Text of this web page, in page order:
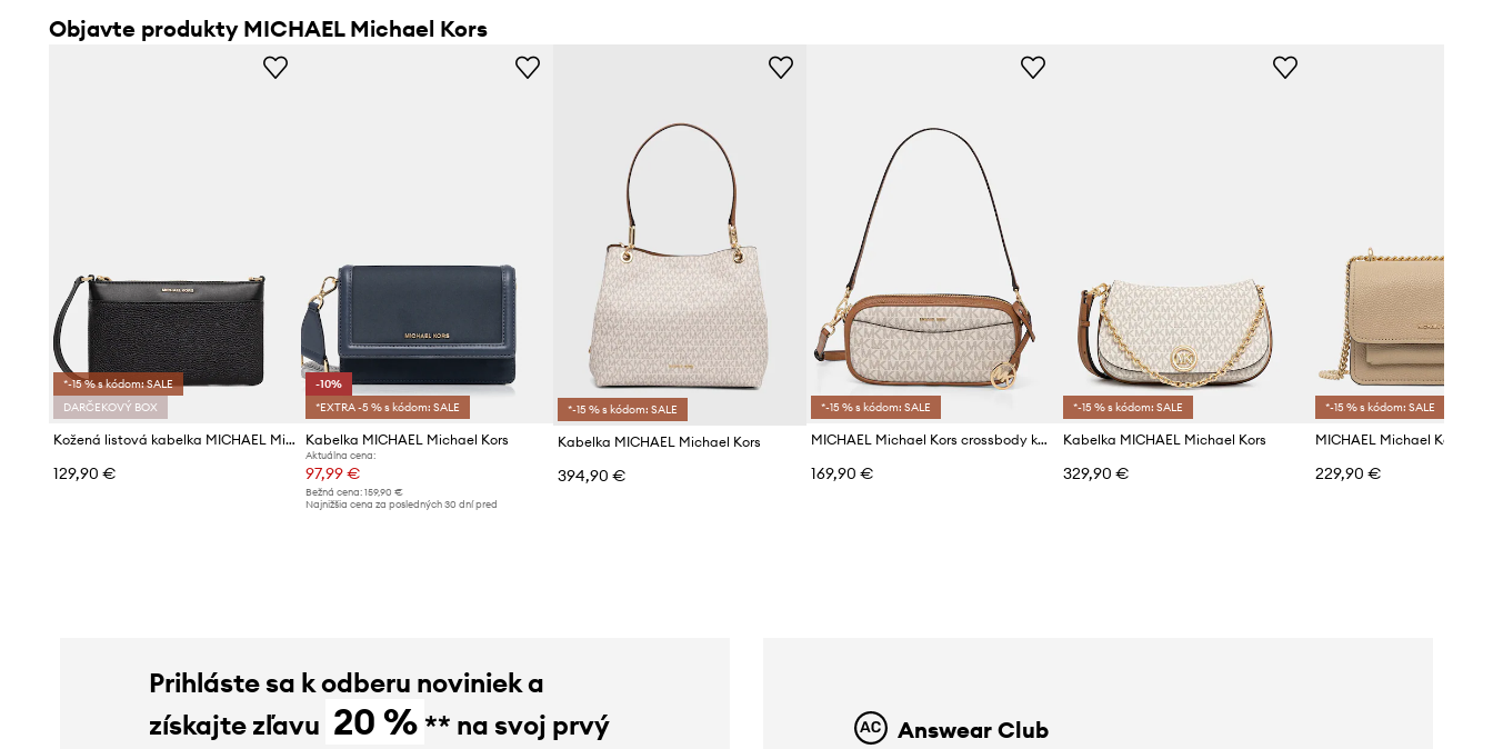
Objavte produkty MICHAEL Michael Kors
*-15 % s kódom: SALE
DARČEKOVÝ BOX
Kožená listová kabelka MICHAEL Michael Kors
129,90 €
-10%
*EXTRA -5 % s kódom: SALE
Kabelka MICHAEL Michael Kors
Aktuálna cena:
97,99 €
Bežná cena:159,90 €
Najnižšia cena za posledných 30 dní pred
*-15 % s kódom: SALE
Kabelka MICHAEL Michael Kors
394,90 €
*-15 % s kódom: SALE
MICHAEL Michael Kors crossbody kabelka dámska z imitácie kože May
169,90 €
*-15 % s kódom: SALE
Kabelka MICHAEL Michael Kors
329,90 €
*-15 % s kódom: SALE
229,90 €
Prihláste sa k odberu noviniek a
získajte zľavu 20 % ** na svoj prvý
Answear Club